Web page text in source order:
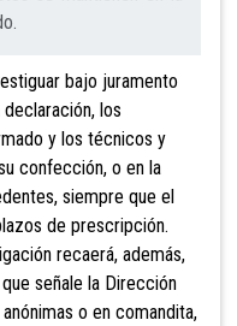
bajo juramento
los
y los técnicos y
confección, o en la
siempre que el
de prescripción.
recaerá, además,
señale la Dirección
o en comandita,